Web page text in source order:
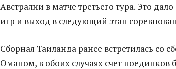
Австралии в матче третьего тура. Это
игр и выход в следующий этап
Сборная Таиланда ранее встретилась со
Оманом, в обоих случаях счет поединков